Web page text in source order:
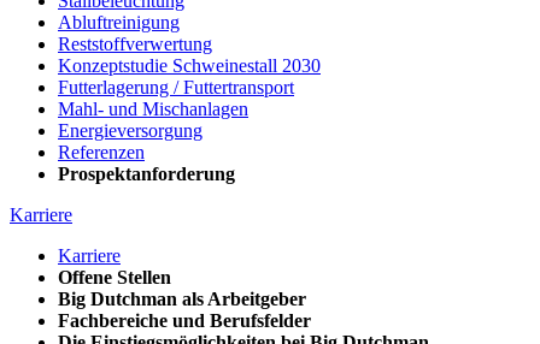
Abluftreinigung
Reststoffverwertung
Konzeptstudie Schweinestall 2030
Futterlagerung / Futtertransport
Mahl- und Mischanlagen
Energieversorgung
Referenzen
Prospektanforderung
Karriere
Karriere
Offene Stellen
Big Dutchman als Arbeitgeber
Fachbereiche und Berufsfelder